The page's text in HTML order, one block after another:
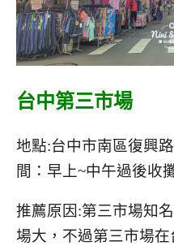
台中第三市場
地點:台中市南區復興
間：早上~中午過後收
推薦原因:第三市場知
場大，不過第三市場